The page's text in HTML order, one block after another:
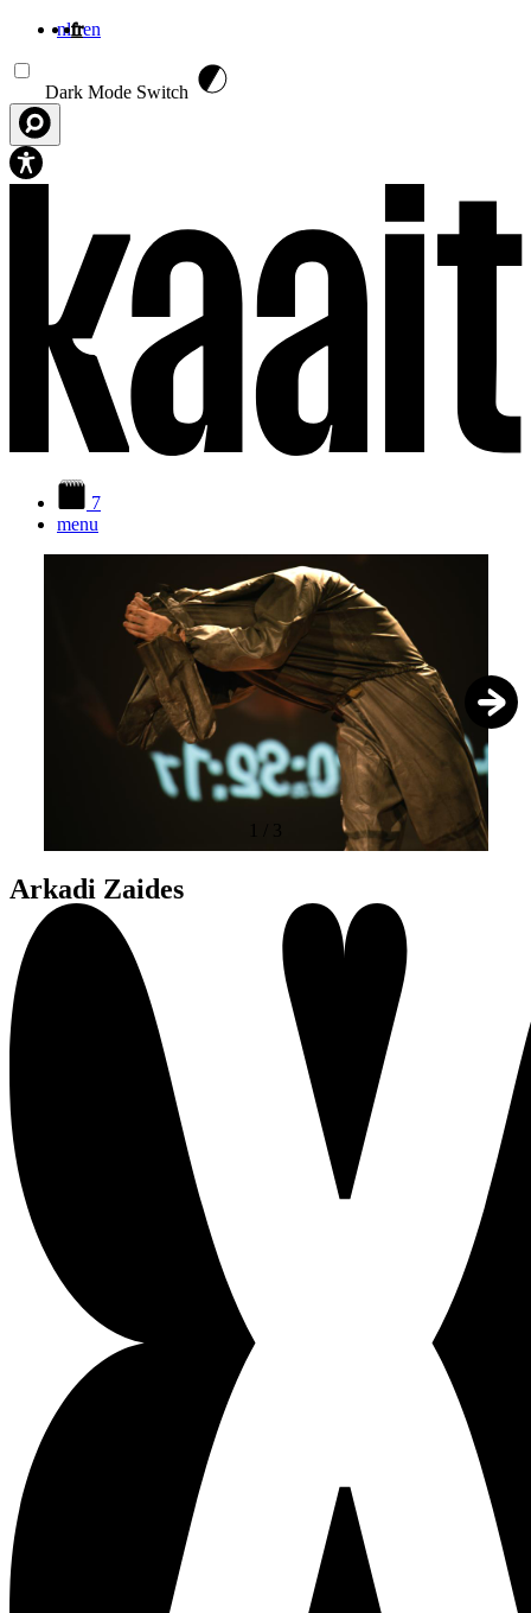
nlfren
Dark Mode Switch
7
menu
Arkadi Zaides